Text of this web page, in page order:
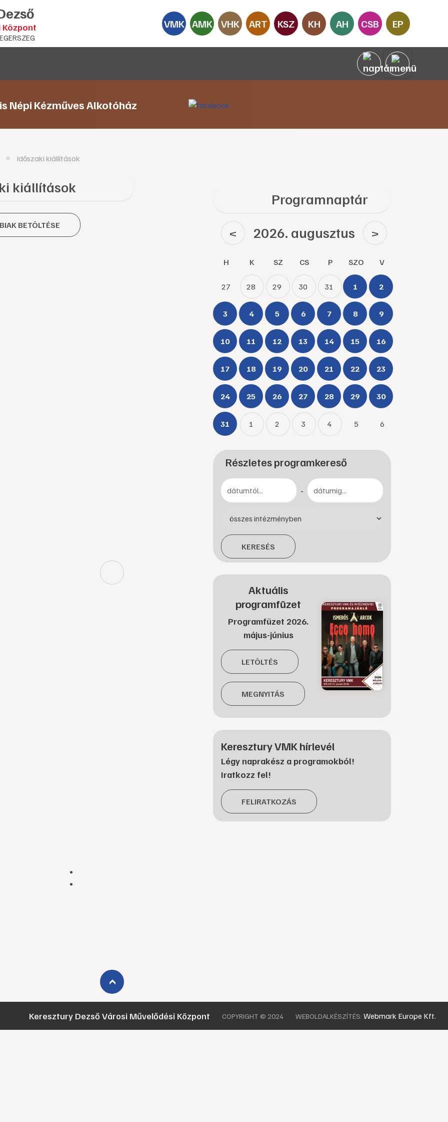
Központ VMK AMK VHK ART KSZ KH AH CSB EP
Népi Kézműves Alkotóház
Időszaki kiállítások
kiállítások
BETÖLTÉSE
Programnaptár
< 2026. augusztus >
H K SZ CS P SZO V
27 28 29 30 31 1 2
3 4 5 6 7 8 9
10 11 12 13 14 15 16
17 18 19 20 21 22 23
24 25 26 27 28 29 30
31 1 2 3 4 5 6
Részletes programkereső
-
KERESÉS
Aktuális
programfüzet
Programfüzet 2026.
május-június
LETÖLTÉS
MEGNYITÁS
Keresztury VMK hírlevél
Légy naprakész a programokból!
Iratkozz fel!
FELIRATKOZÁS
›
Keresztury Dezső Városi Művelődési Központ COPYRIGHT © 2024 WEBOLDALKÉSZÍTÉS: Webmark Europe Kft.